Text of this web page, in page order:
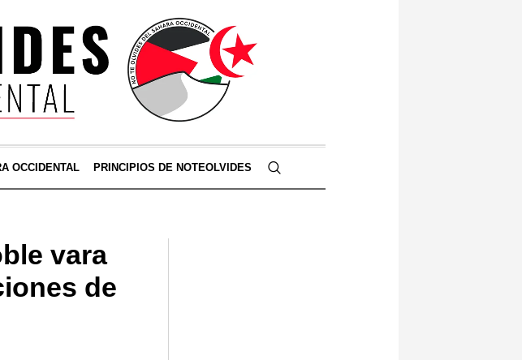
OCCIDENTAL PRINCIPIOS DE NOTEOLVIDES
vara
de